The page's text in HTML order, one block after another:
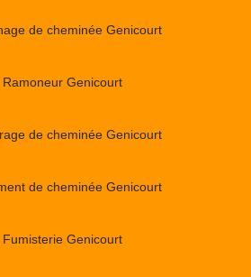
de cheminée Genicourt
Ramoneur Genicourt
de cheminée Genicourt
de cheminée Genicourt
Fumisterie Genicourt